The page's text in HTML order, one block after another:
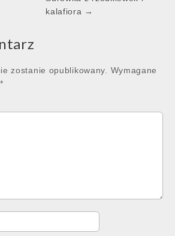
kalafiora →
zostanie opublikowany.
Wymagane
*